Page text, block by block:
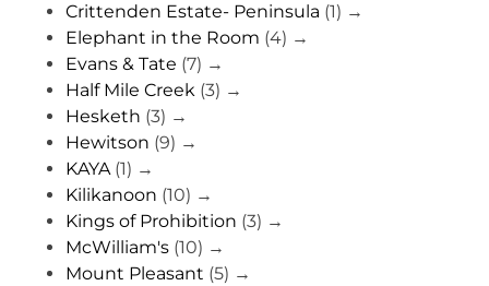
Crittenden Estate- Peninsula (1) →
Elephant in the Room (4) →
Evans & Tate (7) →
Half Mile Creek (3) →
Hesketh (3) →
Hewitson (9) →
KAYA (1) →
Kilikanoon (10) →
Kings of Prohibition (3) →
McWilliam's (10) →
Mount Pleasant (5) →